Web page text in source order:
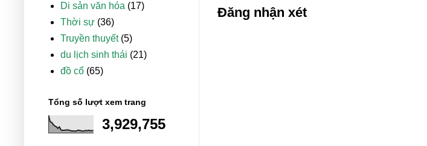
Đăng nhận xét
Di sản văn hóa (17)
Thời sự (36)
Truyền thuyết (5)
du lịch sinh thái (21)
đồ cổ (65)
Tổng số lượt xem trang
3,929,755